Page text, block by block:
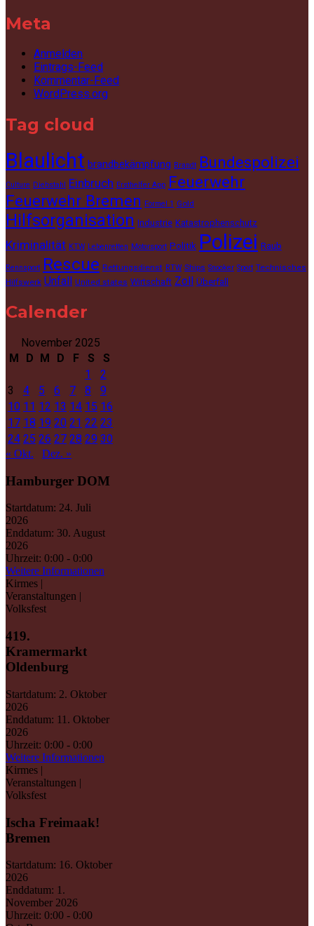
Meta
Anmelden
Eintrags-Feed
Kommentar-Feed
WordPress.org
Tag cloud
Blaulicht brandbekämpfung Brandt Bundespolizei
Culture Diebstahl Einbruch Ersthelfer App Feuerwehr
Feuerwehr Bremen
Formel 1 Gold
Hilfsorganisation Industrie Katastrophenschutz
Kriminalität KTW Lebenretten Motorsport Politik Polizei Raub
Rennsport Rescue Rettungsdienst RTW Ships Snooker Sport Technisches
Hilfswerk Unfall United states Wirtschaft Zoll Überfall
Calender
November 2025
M
D M D F S
S
1
2
3
4 5 6 7 8
9
10 11 12 13 14 15 16
17 18 19 20 21 22 23
24 25 26 27 28 29 30
« Okt. Dez. »
Hamburger DOM
Startdatum: 24. Juli
2026
Enddatum: 30. August
2026
Uhrzeit: 0:00 - 0:00
Weitere Informationen
Kirmes |
Veranstaltungen |
Volksfest
419.
Kramermarkt
Oldenburg
Startdatum: 2. Oktober
2026
Enddatum: 11. Oktober
2026
Uhrzeit: 0:00 - 0:00
Weitere Informationen
Kirmes |
Veranstaltungen |
Volksfest
Ischa Freimaak!
Bremen
Startdatum: 16. Oktober
2026
Enddatum: 1.
November 2026
Uhrzeit: 0:00 - 0:00